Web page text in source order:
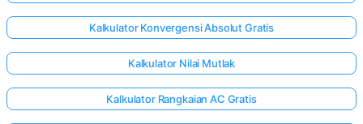
Kalkulator Konvergensi Absolut Gratis
Kalkulator Nilai Mutlak
Kalkulator Rangkaian AC Gratis